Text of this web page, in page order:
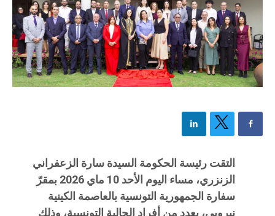
التقت رئيسة الحكومة السيدة سارة الزعفراني
الزنزري، مساء اليوم الأحد 10 ماي 2026 بمقرّ
سفارة الجمهورية التونسية بالعاصمة الكينية